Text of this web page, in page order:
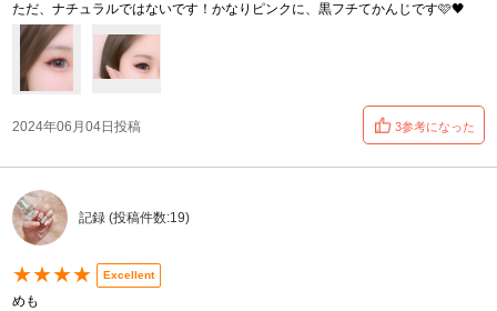
ただ、ナチュラルではないです！かなりピンクに、黒フチてかんじです🩷🖤
2024年06月04日投稿 3参考になった
記録 (投稿件数:19)
★★★★ Excellent
めも